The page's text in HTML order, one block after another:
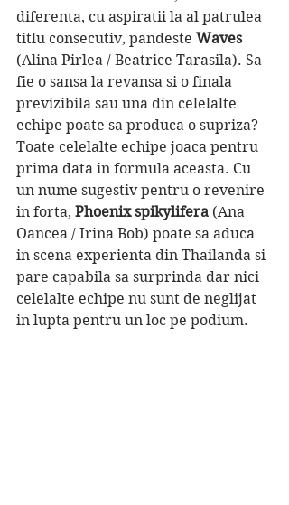
diferenta, cu aspiratii la al patrulea
titlu consecutiv, pandeste Waves
(Alina Pirlea / Beatrice Tarasila). Sa
fie o sansa la revansa si o finala
previzibila sau una din celelalte
echipe poate sa produca o supriza?
Toate celelalte echipe joaca pentru
prima data in formula aceasta. Cu
un nume sugestiv pentru o revenire
in forta, Phoenix spikylifera (Ana
Oancea / Irina Bob) poate sa aduca
in scena experienta din Thailanda si
pare capabila sa surprinda dar nici
celelalte echipe nu sunt de neglijat
in lupta pentru un loc pe podium.